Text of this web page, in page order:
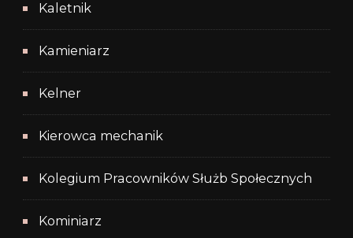
Kaletnik
Kamieniarz
Kelner
Kierowca mechanik
Kolegium Pracowników Służb Społecznych
Kominiarz